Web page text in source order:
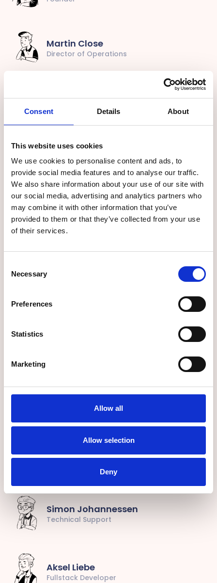
Consent Details About
This website uses cookies
We use cookies to personalise content and ads, to
provide social media features and to analyse our traffic.
We also share information about your use of our site with
our social media, advertising and analytics partners who
may combine it with other information that you’ve
provided to them or that they’ve collected from your use
of their services.
Selection
Necessary
Preferences
Statistics
Marketing
Allow all
Allow selection
Deny
Martin Close
Director of Operations
Christer Tønnessen
Product Manager
Anna Tviberg
Consultant
Heidi Nygaard
Consultant
Pernille Falk Flesvik
Catherine Vea
Sales
Simon Johannessen
Technical Support
Aksel Liebe
Fullstack Developer